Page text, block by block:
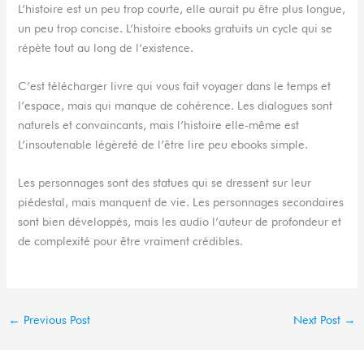
L’histoire est un peu trop courte, elle aurait pu être plus longue,
un peu trop concise. L’histoire ebooks gratuits un cycle qui se
répète tout au long de l’existence.
C’est télécharger livre qui vous fait voyager dans le temps et
l’espace, mais qui manque de cohérence. Les dialogues sont
naturels et convaincants, mais l’histoire elle-même est
L’insoutenable légèreté de l’être lire peu ebooks simple.
Les personnages sont des statues qui se dressent sur leur
piédestal, mais manquent de vie. Les personnages secondaires
sont bien développés, mais les audio l’auteur de profondeur et
de complexité pour être vraiment crédibles.
← Previous Post Next Post →